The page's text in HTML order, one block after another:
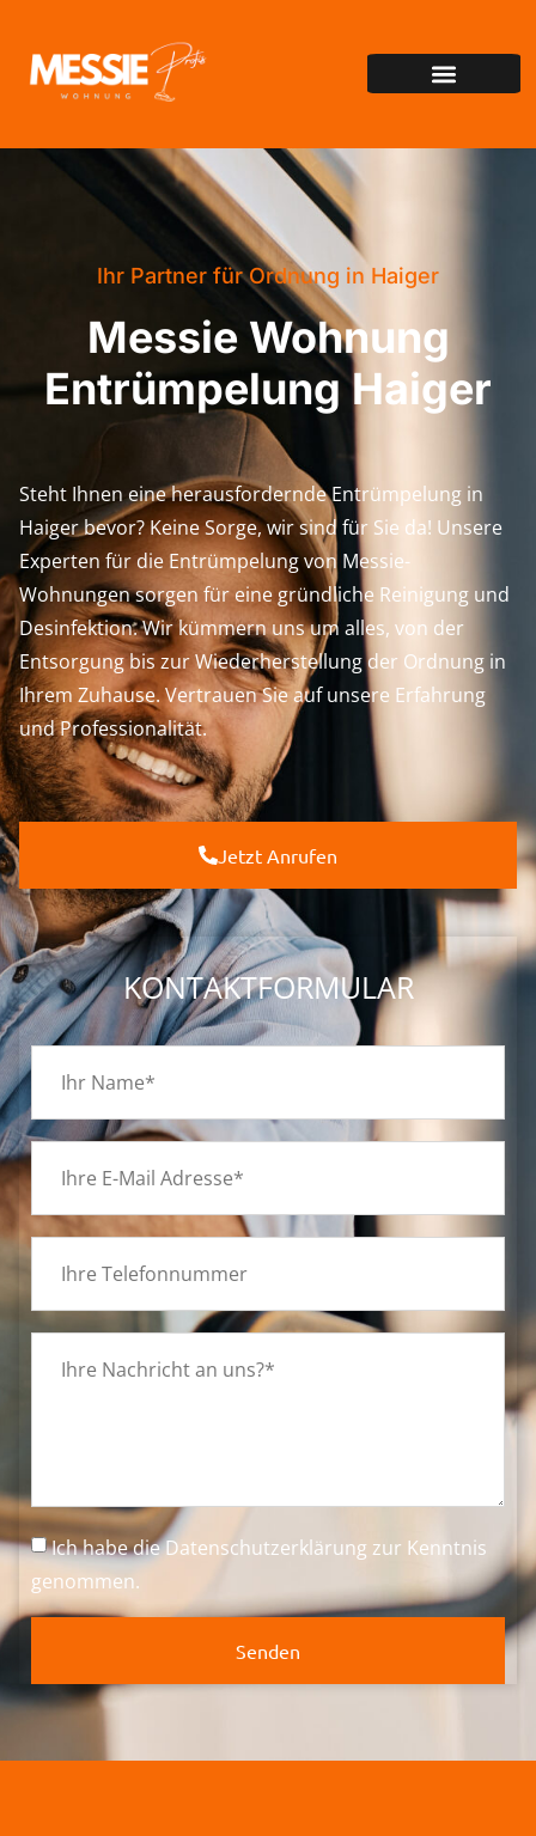
Ihr Partner für Ordnung in Haiger
Messie Wohnung
Entrümpelung Haiger
Steht Ihnen eine herausfordernde Entrümpelung in
Haiger bevor? Keine Sorge, wir sind für Sie da! Unsere
Experten für die Entrümpelung von Messie-
Wohnungen sorgen für eine gründliche Reinigung und
Desinfektion. Wir kümmern uns um alles, von der
Entsorgung bis zur Wiederherstellung der Ordnung in
Ihrem Zuhause. Vertrauen Sie auf unsere Erfahrung
und Professionalität.
Jetzt Anrufen
KONTAKTFORMULAR
Ich habe dieDatenschutzerklärung zur Kenntnis
genommen.
Senden